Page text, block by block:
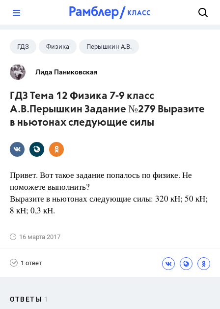
ГДЗ Физика Перышкин А.В.
Школа
Лида Паниковская
ГДЗ Тема 12 Физика 7-9 класс
А.В.Перышкин Задание №279 Выразите
в ньютонах следующие силы
Привет. Вот такое задание попалось по физике. Не
поможете выполнить?
Выразите в ньютонах следующие силы: 320 кН; 50 кН;
8 кН; 0,3 кН.
16 марта 2017
1 ответ
ОТВЕТЫ 1